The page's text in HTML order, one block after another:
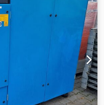
le service.